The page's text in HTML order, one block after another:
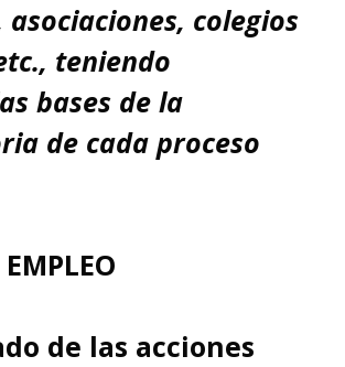
asociaciones, colegios
teniendo
bases de la
de cada proceso
de las acciones